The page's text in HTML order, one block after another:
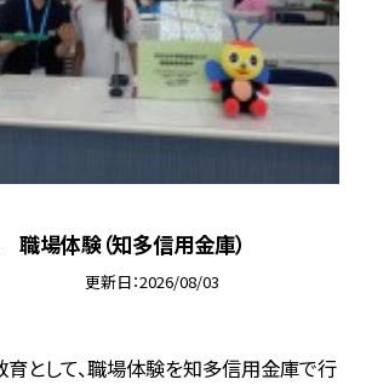
場体験（知多信用金庫）
更新日 2026/08/03
育として、職場体験を知多信用金庫で行